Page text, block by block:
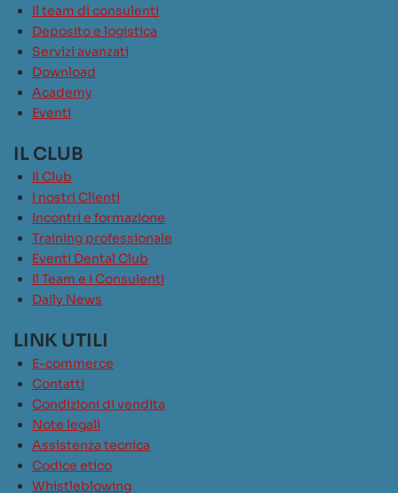
Il team di consulenti
Deposito e logistica
Servizi avanzati
Download
Academy
Eventi
IL CLUB
Il Club
I nostri Clienti
Incontri e formazione
Training professionale
Eventi Dental Club
Il Team e i Consulenti
Daily News
LINK UTILI
E-commerce
Contatti
Condizioni di vendita
Note legali
Assistenza tecnica
Codice etico
Whistleblowing